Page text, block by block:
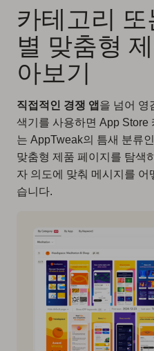
카테고리
별 맞춤형
아보기
직접적인 경쟁 앱 을 넘어 영
색기를 사용하면 App Store
는 AppTweak의 틈새 분류인
맞춤형 제품 페이지를 탐색
자 의도에 맞춰 메시지를 어
습니다.